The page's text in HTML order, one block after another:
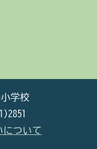
学校
について